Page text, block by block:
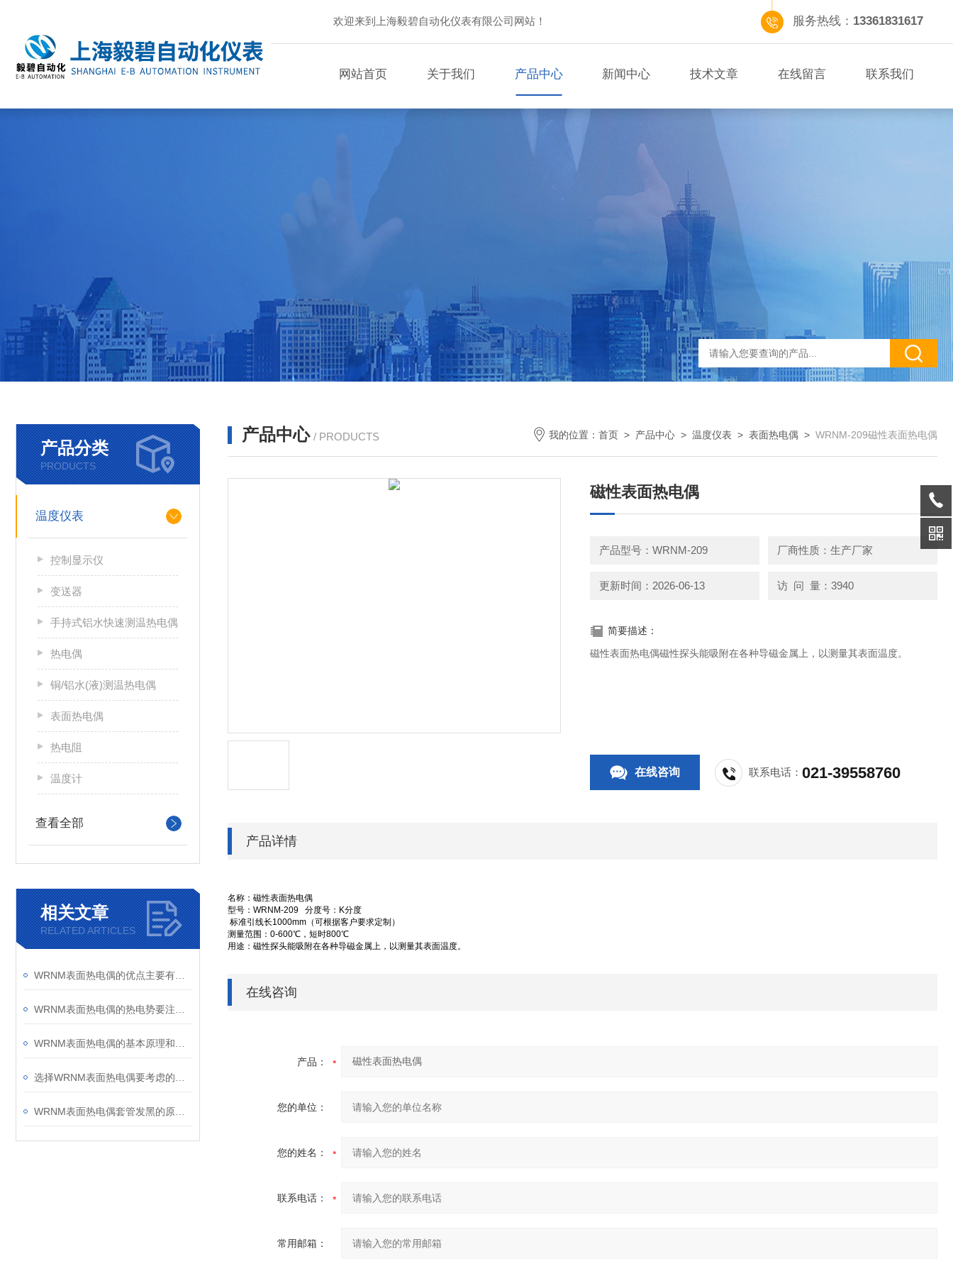
欢迎来到上海毅碧自动化仪表有限公司网站！ 服务热线： 13361831617
网站首页 关于我们 产品中心 新闻中心 技术文章 在线留言 联系我们
产品分类
PRODUCTS
温度仪表
控制显示仪
变送器
手持式铝水快速测温热电偶
热电偶
铜/铝水(液)测温热电偶
表面热电偶
热电阻
温度计
查看全部
相关文章
RELATED ARTICLES
产品中心 / PRODUCTS 我的位置： 首页 > 产品中心 > 温度仪表 > 表面热电偶 > WRNM-209磁性表面热电偶
磁性表面热电偶
产品型号：WRNM-209 厂商性质：生产厂家
更新时间：2026-06-13 访 问 量：3940
简要描述：
磁性表面热电偶磁性探头能吸附在各种导磁金属上，以测量其表面温度。
在线咨询 联系电话：021-39558760
产品详情
名称：磁性表面热电偶
型号： WRNM-209 分度号： K分度
标准引线长1000mm （可根据客户要求定制）
测量范围： 0-600℃，短时800℃
用途：磁性探头能吸附在各种导磁金属上，以测量其表面温度。
在线咨询
产品：
您的单位：
您的姓名：
联系电话：
常用邮箱：